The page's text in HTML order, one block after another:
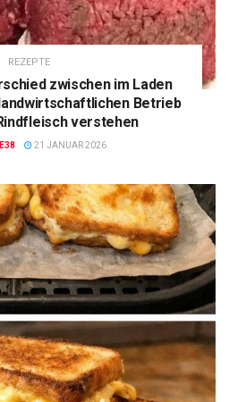
REZEPTE
zwischen im Laden
Betrieb
verstehen
21 JANUAR 2026